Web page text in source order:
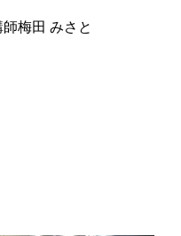
師梅田 みさと